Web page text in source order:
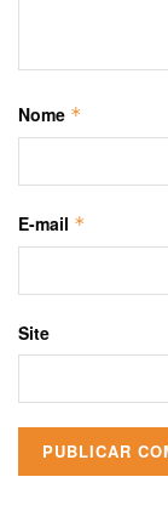
Nome *
E-mail *
Site